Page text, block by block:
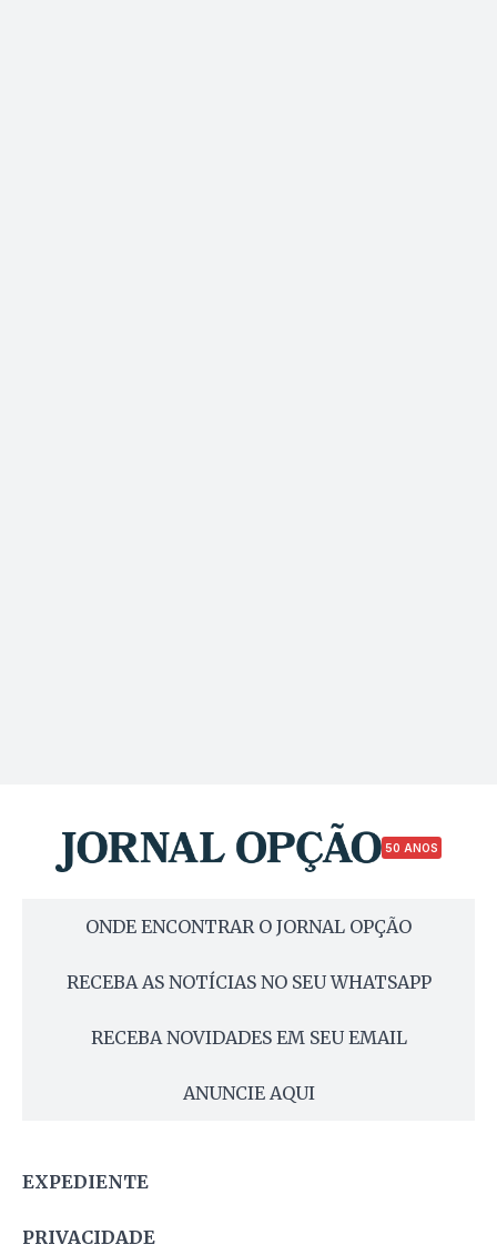
50 ANOS
ONDE ENCONTRAR O JORNAL OPÇÃO
RECEBA AS NOTÍCIAS NO SEU WHATSAPP
RECEBA NOVIDADES EM SEU EMAIL
ANUNCIE AQUI
EXPEDIENTE
PRIVACIDADE